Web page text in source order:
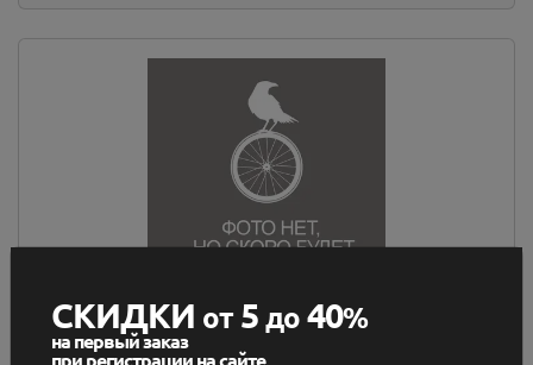
Роликовые коньки Powerslide Next Marble 110 /
9084...
СКИДКИ от5до40%
на первый заказ
при регистрации на сайте